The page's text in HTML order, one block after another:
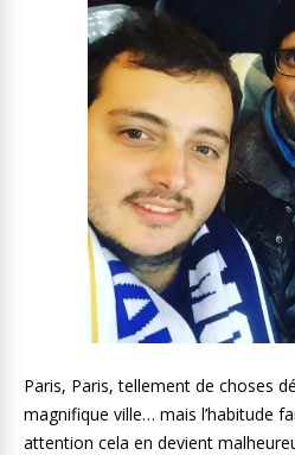
Paris, Paris, tellement de choses
magnifique ville… mais l’habitude
attention cela en devient